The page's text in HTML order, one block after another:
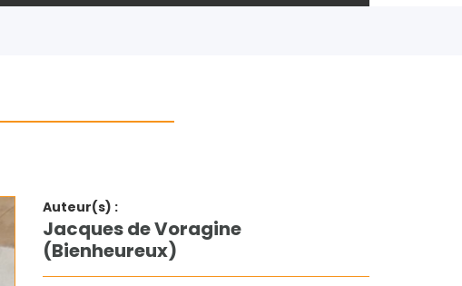
Auteur(s) :
Jacques de Voragine
(Bienheureux)